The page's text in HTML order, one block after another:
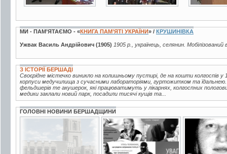
МИ - ПАМ’ЯТАЄМО - «КНИГА ПАМ’ЯТІ УКРАЇНИ» / КРУШИНІВКА
Ужвак Василь Андрійович (1905) 1905 р., українець, селянин.
З ІСТОРІЇ БЕРШАДІ
Своєрідне містечко виникло на колишньому пустирі, де на кошти колгоспів у
корпуси медучилища з сучасними лабораторіями, гуртожитком та
фельдшерів те акушерок, які працюватимуть у лікарнях, колгоспних
медики заклали новий парк, посадили тисячі кущів та...
ГОЛОВНІ НОВИНИ БЕРШАДЩИНИ